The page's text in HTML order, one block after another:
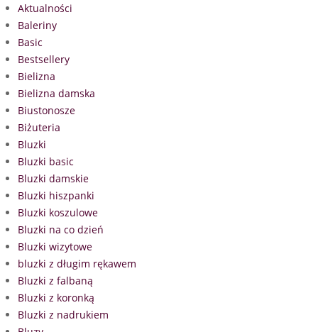
Aktualności
Baleriny
Basic
Bestsellery
Bielizna
Bielizna damska
Biustonosze
Biżuteria
Bluzki
Bluzki basic
Bluzki damskie
Bluzki hiszpanki
Bluzki koszulowe
Bluzki na co dzień
Bluzki wizytowe
bluzki z długim rękawem
Bluzki z falbaną
Bluzki z koronką
Bluzki z nadrukiem